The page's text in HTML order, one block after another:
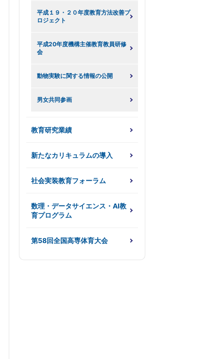
平成１９・２０年度教育方法改善プ
ロジェクト
平成20年度機構主催教育教員研修
会
動物実験に関する情報の公開
男女共同参画
教育研究業績
新たなカリキュラムの導入
社会実装教育フォーラム
数理・データサイエンス・AI教
育プログラム
第58回全国高専体育大会